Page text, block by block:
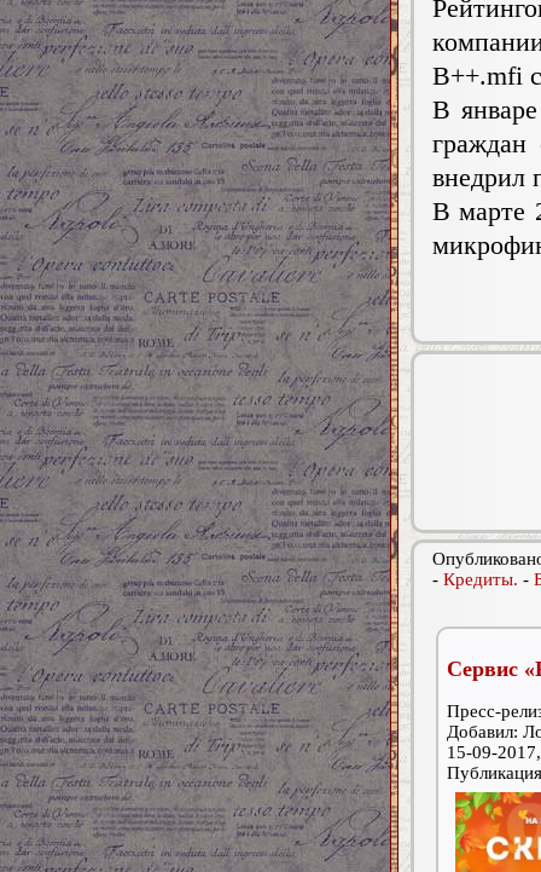
B++.mfi
В
граждан
внедрил
В марте
- Кредиты. -
Сервис
Пресс-
Добавил:
15-09-